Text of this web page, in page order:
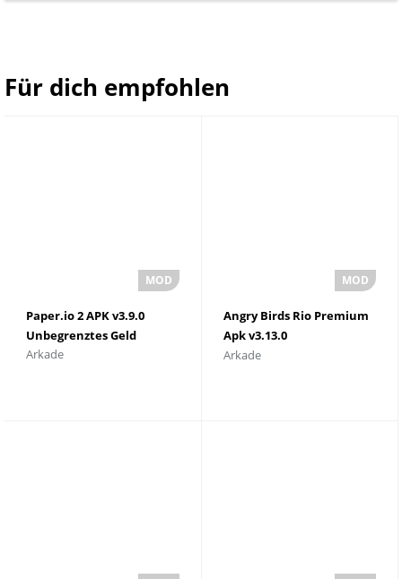
Für dich empfohlen
Paper.io 2 APK v3.9.0
Unbegrenztes Geld
Arkade
Angry Birds Rio Premium
Apk v3.13.0
herunterladen
Arkade